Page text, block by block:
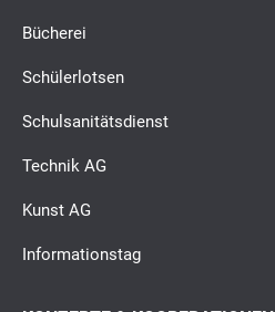
Bücherei
Schülerlotsen
Schulsanitätsdienst
Technik AG
Kunst AG
Informationstag